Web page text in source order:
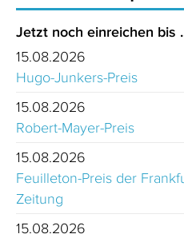
Jetzt noch einreichen bis
15.08.2026
Hugo-Junkers-Preis
15.08.2026
Robert-Mayer-Preis
15.08.2026
Feuilleton-Preis der
Zeitung
15.08.2026